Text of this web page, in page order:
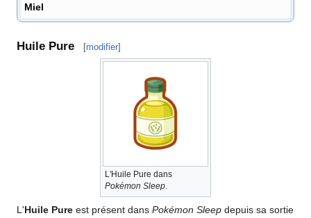
Miel
Huile Pure [modifier]
L'Huile Pure dans
Pokémon Sleep.
L'Huile Pure est présent dans Pokémon Sleep depuis sa sortie